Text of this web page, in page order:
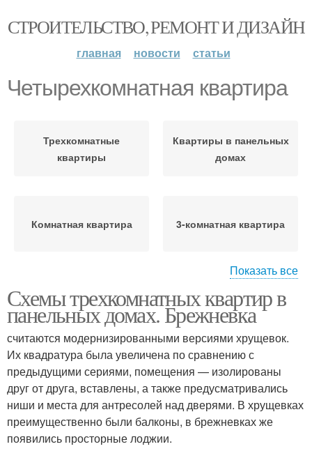
СТРОИТЕЛЬСТВО, РЕМОНТ И ДИЗАЙН
главная новости статьи
Четырехкомнатная квартира
Трехкомнатные
квартиры
Квартиры в панельных
домах
Комнатная квартира 3-комнатная квартира
доме
коридором
Трехкомнатная
квартира
Квартиры с размерами
Показать все
Схемы трехкомнатных квартир в
панельных домах. Брежневка
считаются модернизированными версиями хрущевок.
Их квадратура была увеличена по сравнению с
предыдущими сериями, помещения — изолированы
друг от друга, вставлены, а также предусматривались
ниши и места для антресолей над дверями. В хрущевках
преимущественно были балконы, в брежневках же
появились просторные лоджии.